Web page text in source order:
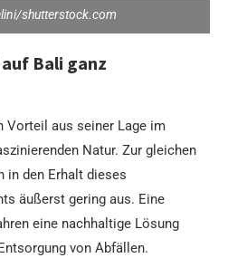
shutterstock.com
Bali ganz
Vorteil aus seiner Lage im
Natur. Zur gleichen
in den Erhalt dieses
äußerst gering aus. Eine
eine nachhaltige Lösung
von Abfällen.